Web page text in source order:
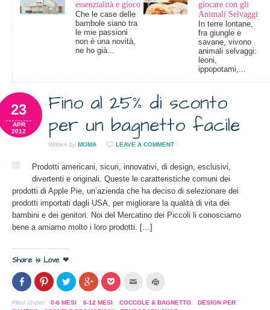
essenzialità e gioco
Che le case delle
bambole siano tra
le mie passioni
non è una novità,
ne ho già...
giocare con gli
Animali Selvaggi
In terre lontane,
fra giungle e
savane, vivono
animali selvaggi:
leoni,
ippopotami,...
Fino al 25% di sconto
per un bagnetto facile
23
APR
2012
Written by MOMA LEAVE A COMMENT
Prodotti americani, sicuri, innovativi, di design, esclusivi,
divertenti e originali. Queste le caratteristiche comuni dei
prodotti di Apple Pie, un’azienda che ha deciso di selezionare dei
prodotti importati dagli USA, per migliorare la qualità di vita dei
bambini e dei genitori. Noi del Mercatino dei Piccoli li conosciamo
bene a amiamo molto i loro prodotti. […]
Share is Love ❤
Condividi
su
Facebook
(Si
Clicca
per
condividere
su
Clicca
per
condividere
su
Clicca
per
condividere
su
Clicca
per
su
Clicca
l'articolo
(Si
Filed Under: 0-6 MESI 6-12 MESI COCCOLE & BAGNETTO
DESIGN PER